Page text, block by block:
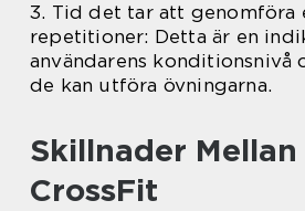
3. Tid det tar att genomföra
repetitioner: Detta är en
användarens
de kan utföra övningarna.
Skillnader Mellan
CrossFit